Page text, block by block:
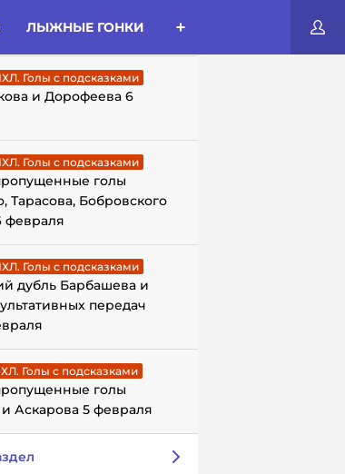
ЛЫЖНЫЕ ГОНКИ
Голы с подсказками
и Дорофеева 6
Голы с подсказками
голы
Тарасова, Бобровского
февраля
Голы с подсказками
дубль Барбашева и
передач
Голы с подсказками
голы
Аскарова 5 февраля